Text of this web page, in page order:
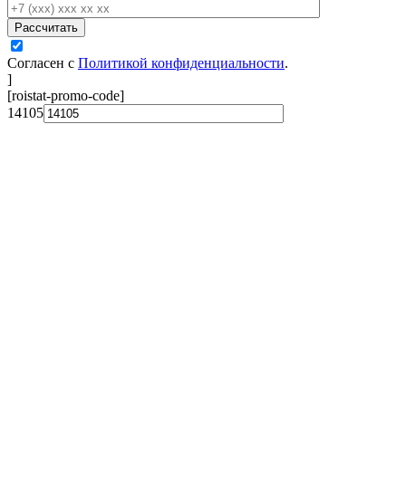
Рассчитать
Согласен с Политикой конфиденциальности.
]
[roistat-promo-code]
14105